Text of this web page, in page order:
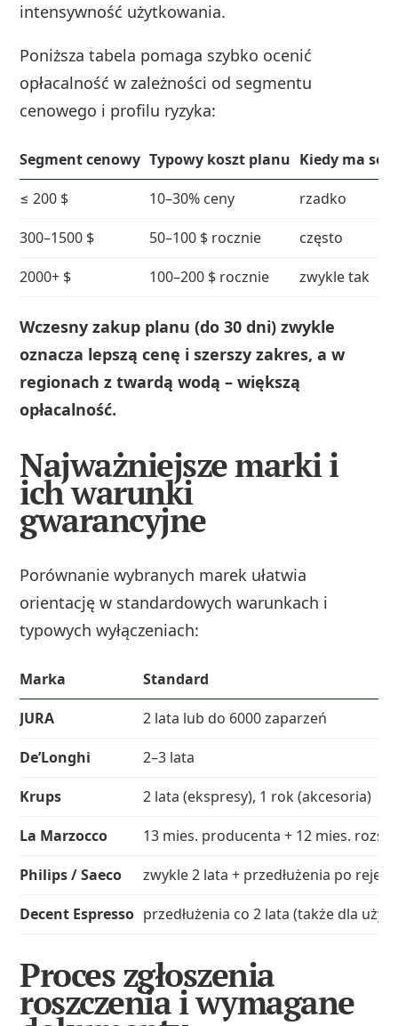
intensywność użytkowania.
Poniższa tabela pomaga szybko ocenić
opłacalność w zależności od segmentu
cenowego i profilu ryzyka:
Segment cenowy Typowy koszt planu Kiedy ma
≤ 200 $
10–30% ceny
rzadko
300–1500 $
50–100 $ rocznie
często
2000+ $
100–200 $ rocznie zwykle tak
Wczesny zakup planu (do 30 dni) zwykle
oznacza lepszą cenę i szerszy zakres, a w
regionach z twardą wodą – większą
opłacalność.
Najważniejsze marki i
ich warunki
gwarancyjne
Porównanie wybranych marek ułatwia
orientację w standardowych warunkach i
typowych wyłączeniach:
Marka
Standard
JURA
2 lata lub do 6000 zaparzeń
De’Longhi
2–3 lata
Krups
2 lata (ekspresy), 1 rok (akcesoria)
La Marzocco
13 mies. producenta + 12 mies.
Philips / Saeco
zwykle 2 lata + przedłużenia po
Decent Espresso przedłużenia co 2 lata (także dla
Proces zgłoszenia
roszczenia i wymagane